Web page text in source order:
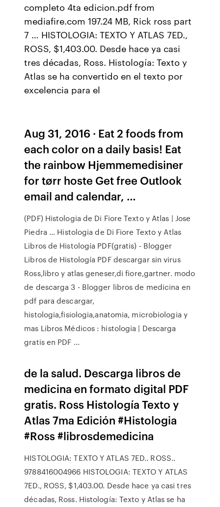
completo 4ta edicion.pdf from
mediafire.com 197.24 MB, Rick ross part
7 … HISTOLOGIA: TEXTO Y ATLAS 7ED.,
ROSS, $1,403.00. Desde hace ya casi
tres décadas, Ross. Histología: Texto y
Atlas se ha convertido en el texto por
excelencia para el
Aug 31, 2016 · Eat 2 foods from
each color on a daily basis! Eat
the rainbow Hjemmemedisiner
for tørr hoste Get free Outlook
email and calendar, …
(PDF) Histologia de Di Fiore Texto y Atlas | Jose
Piedra ... Histologia de Di Fiore Texto y Atlas
Libros de Histología PDF(gratis) - Blogger
Libros de Histología PDF descargar sin virus
Ross,libro y atlas geneser,di fiore,gartner. modo
de descarga 3 - Blogger libros de medicina en
pdf para descargar,
histologia,fisiologia,anatomia, microbiologia y
mas Libros Médicos : histologia | Descarga
gratis en PDF ...
de la salud. Descarga libros de
medicina en formato digital PDF
gratis. Ross Histología Texto y
Atlas 7ma Edición #Histologia
#Ross #librosdemedicina
HISTOLOGIA: TEXTO Y ATLAS 7ED.. ROSS..
9788416004966 HISTOLOGIA: TEXTO Y ATLAS
7ED., ROSS, $1,403.00. Desde hace ya casi tres
décadas, Ross. Histología: Texto y Atlas se ha